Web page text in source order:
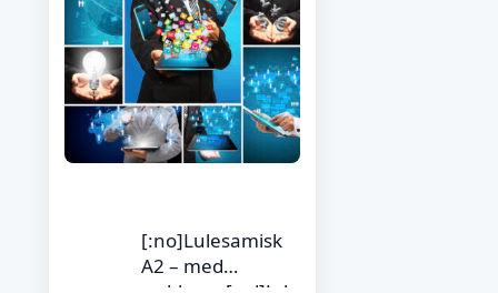
[:no]Lulesamisk
A2 – med